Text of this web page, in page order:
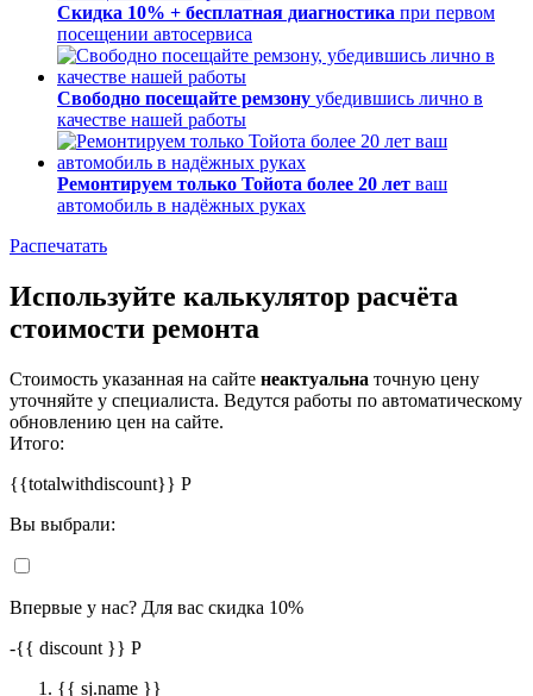
Скидка 10% + бесплатная диагностика при первом
посещении автосервиса
Свободно посещайте ремзону убедившись лично в
качестве нашей работы
Ремонтируем только Тойота более 20 лет ваш
автомобиль в надёжных руках
Распечатать
Используйте калькулятор расчёта
стоимости ремонта
Стоимость указанная на сайте неактуальна точную цену
уточняйте у специалиста. Ведутся работы по автоматическому
обновлению цен на сайте.
Итого:
{{totalwithdiscount}} Р
Вы выбрали:
Впервые у нас? Для вас скидка 10%
-{{ discount }} Р
{{ sj.name }}